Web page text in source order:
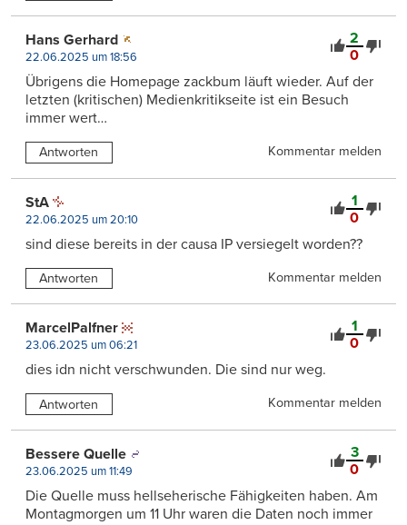
2
0
Hans Gerhard
22.06.2025 um 18:56
Übrigens die Homepage zackbum läuft wieder. Auf der
letzten (kritischen) Medienkritikseite ist ein Besuch
immer wert…
Antworten Kommentar melden
1
0
StA
22.06.2025 um 20:10
sind diese bereits in der causa IP versiegelt worden??
Antworten Kommentar melden
1
0
MarcelPalfner
23.06.2025 um 06:21
dies idn nicht verschwunden. Die sind nur weg.
Antworten Kommentar melden
3
0
Bessere Quelle
23.06.2025 um 11:49
Die Quelle muss hellseherische Fähigkeiten haben. Am
Montagmorgen um 11 Uhr waren die Daten noch immer